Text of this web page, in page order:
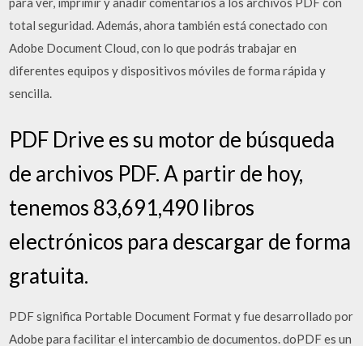
total seguridad. Además, ahora también está conectado con
Adobe Document Cloud, con lo que podrás trabajar en
diferentes equipos y dispositivos móviles de forma rápida y
sencilla.
PDF Drive es su motor de búsqueda
de archivos PDF. A partir de hoy,
tenemos 83,691,490 libros
electrónicos para descargar de forma
gratuita.
PDF significa Portable Document Format y fue desarrollado por
Adobe para facilitar el intercambio de documentos. doPDF es un